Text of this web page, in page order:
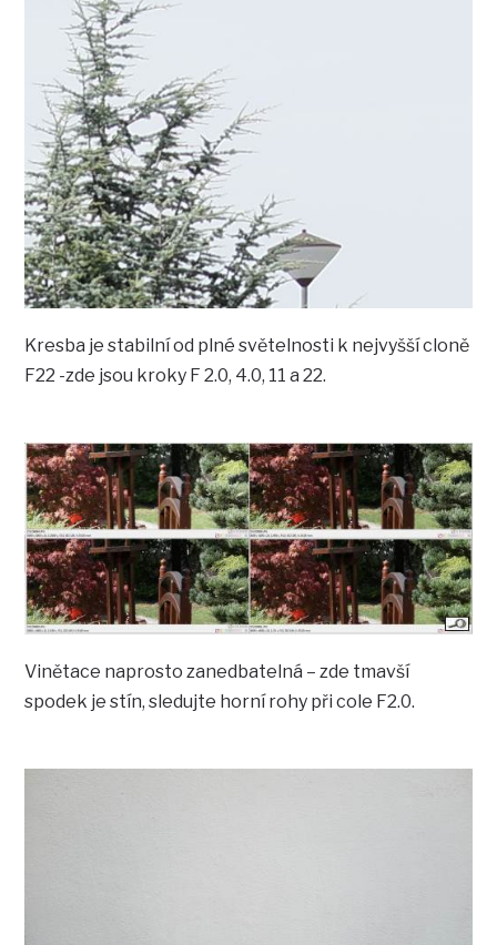
Kresba je stabilní od plné světelnosti k nejvyšší cloně
F22 -zde jsou kroky F 2.0, 4.0, 11 a 22.
Vinětace naprosto zanedbatelná – zde tmavší
spodek je stín, sledujte horní rohy při cole F2.0.